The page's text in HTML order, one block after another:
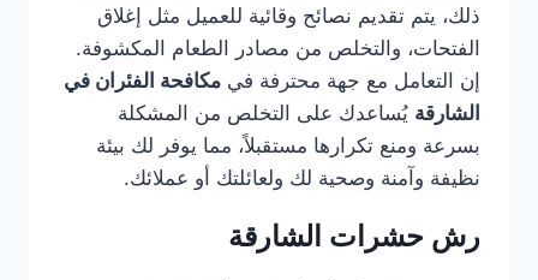
ذلك، يتم تقديم نصائح وقائية للعميل مثل إغلاق
الفتحات، والتخلص من مصادر الطعام المكشوفة.
إن التعامل مع جهة محترفة في مكافحة الفئران في
الشارقة يُساعدك على التخلص من المشكلة
بسرعة ومنع تكرارها مستقبلاً، مما يوفر لك بيئة
نظيفة وآمنة وصحية لك ولعائلتك أو عملائك.
رش حشرات الشارقة